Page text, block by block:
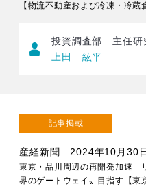
【物流不動産および冷凍・冷蔵
投資調査部 主任研
上田 紘平
記事掲載
産経新聞 2024年10月30
東京・品川周辺の再開発加速
界のゲートウェイ〟目指す【東